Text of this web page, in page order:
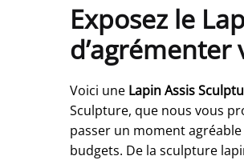
Exposez le
d’agrémenter
Voici une Lapin Assis
Sculpture, que nous vous
passer un moment
budgets. De la sculpture